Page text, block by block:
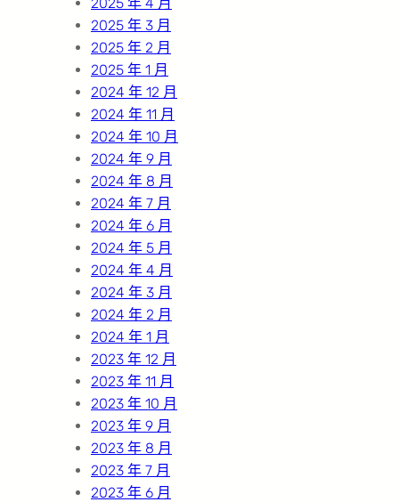
2025 年 3 月
2025 年 2 月
2025 年 1 月
2024 年 12 月
2024 年 11 月
2024 年 10 月
2024 年 9 月
2024 年 8 月
2024 年 7 月
2024 年 6 月
2024 年 5 月
2024 年 4 月
2024 年 3 月
2024 年 2 月
2024 年 1 月
2023 年 12 月
2023 年 11 月
2023 年 10 月
2023 年 9 月
2023 年 8 月
2023 年 7 月
2023 年 6 月